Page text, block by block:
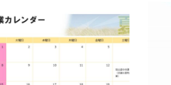
カレンダー 面
お知